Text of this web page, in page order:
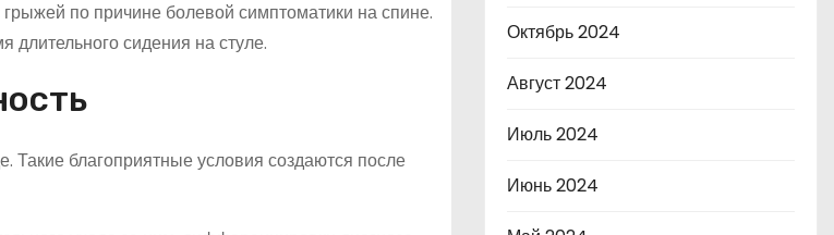
по причине болевой симптоматики на спине.
сидения на стуле.
Такие благоприятные условия создаются после
Октябрь 2024
Август 2024
Июль 2024
Июнь 2024